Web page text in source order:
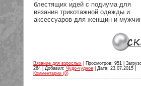
блестящих идей с подиума для
вязания трикотажной одежды и
аксессуаров для женщин и
Вязание для взрослых | Просмотров: 951 |
264 | Добавил: Чудо-чудное | Дата: 23.07.2015
Комментарии (0)